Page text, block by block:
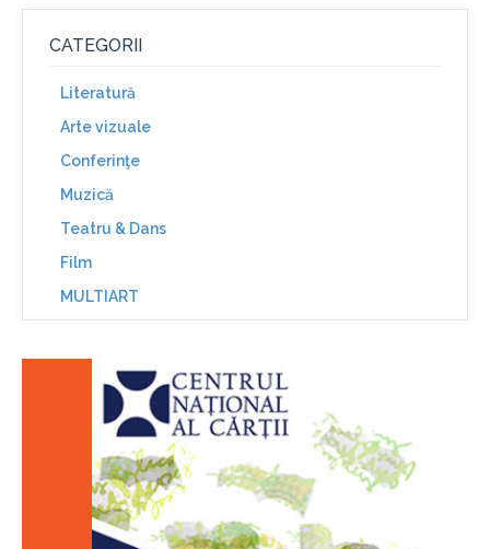
CATEGORII
Literatură
Arte vizuale
Conferinţe
Muzică
Teatru & Dans
Film
MULTIART